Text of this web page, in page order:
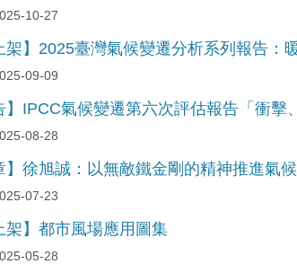
10-27
架】2025臺灣氣候變遷分析系列報告：
09-09
】IPCC氣候變遷第六次評估報告「衝
08-28
】徐旭誠：以無敵鐵金剛的精神推進氣
07-23
架】都市風場應用圖集
05-28